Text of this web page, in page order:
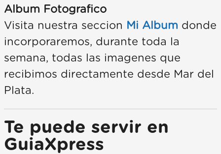
Album Fotografico
Visita nuestra seccion Mi Album donde
incorporaremos, durante toda la
semana, todas las imagenes que
recibimos directamente desde Mar del
Plata.
Te puede servir en
GuiaXpress